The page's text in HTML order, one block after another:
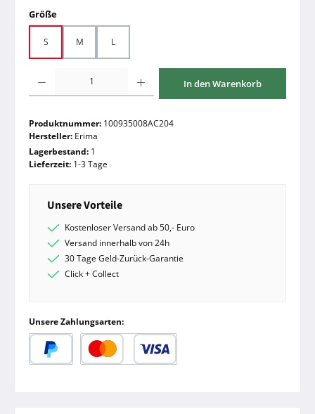
Größeauswählen
S M L
In den Warenkorb
Produktnummer: 100935008AC204
Hersteller: Erima
Lagerbestand: 1
Lieferzeit: 1-3 Tage
Unsere Vorteile
Kostenloser Versand ab 50,- Euro
Versand innerhalb von 24h
30 Tage Geld-Zurück-Garantie
Click + Collect
Unsere Zahlungsarten: